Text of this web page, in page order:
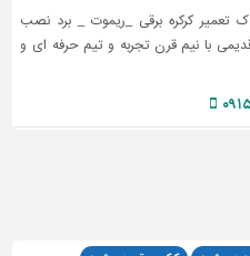
تعمیر کرکره برقی _ریموت _ برد نصب
با نیم قرن تجربه و تیم حرفه ای و